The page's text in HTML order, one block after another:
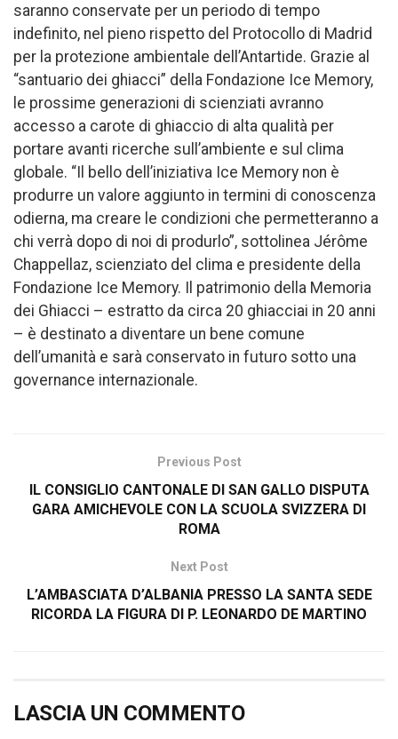
saranno conservate per un periodo di tempo
indefinito, nel pieno rispetto del Protocollo di Madrid
per la protezione ambientale dell’Antartide. Grazie al
“santuario dei ghiacci” della Fondazione Ice Memory,
le prossime generazioni di scienziati avranno
accesso a carote di ghiaccio di alta qualità per
portare avanti ricerche sull’ambiente e sul clima
globale. “Il bello dell’iniziativa Ice Memory non è
produrre un valore aggiunto in termini di conoscenza
odierna, ma creare le condizioni che permetteranno a
chi verrà dopo di noi di produrlo”, sottolinea Jérôme
Chappellaz, scienziato del clima e presidente della
Fondazione Ice Memory. Il patrimonio della Memoria
dei Ghiacci – estratto da circa 20 ghiacciai in 20 anni
– è destinato a diventare un bene comune
dell’umanità e sarà conservato in futuro sotto una
governance internazionale.
Previous Post
IL CONSIGLIO CANTONALE DI SAN GALLO DISPUTA
GARA AMICHEVOLE CON LA SCUOLA SVIZZERA DI
ROMA
Next Post
L’AMBASCIATA D’ALBANIA PRESSO LA SANTA SEDE
RICORDA LA FIGURA DI P. LEONARDO DE MARTINO
LASCIA UN COMMENTO